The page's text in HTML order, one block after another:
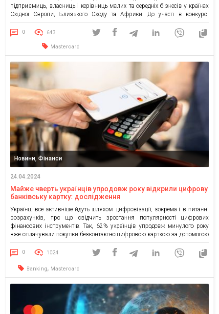
підприємиць, власниць і керівниць малих та середніх бізнесів у країнах
Східної Європи, Близького Сходу та Африки. До участі в конкурсі
запрошуються малі та середні бізнеси, якими володіють та керують
жінки. Оборот компанії не має перевищувати 13,6 млн доларів США, а […]
0 643
Mastercard
Новини, Фінанси
24.04.2024
Майже чверть українців упродовж року відкрили цифрову
банківську картку: дослідження
Українці все активніше йдуть шляхом цифровізації, зокрема і в питанні
розрахунків, про що свідчить зростання популярності цифрових
фінансових інструментів. Так, 62% українців упродовж минулого року
вже оплачували покупки безконтактно цифровою карткою за допомогою
смартфона чи іншого гаджета з NFC, що на 11 вп більше, ніж роком
раніше. Особливо помітно користування NFC-оплатами зросло серед
0 1024
Banking, Mastercard